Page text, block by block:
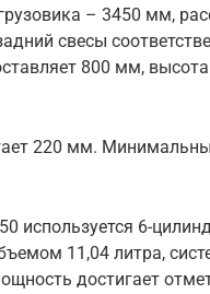
– 3450 мм,
свесы
800 мм,
220 мм.
используется 6-
11,04 литра,
достигает